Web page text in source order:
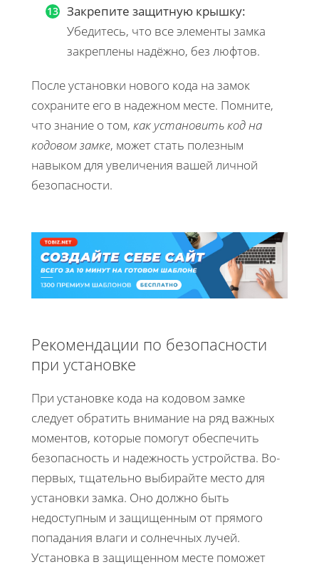
Закрепите защитную крышку:
Убедитесь, что все элементы замка
закреплены надёжно, без люфтов.
После установки нового кода на замок
сохраните его в надежном месте. Помните,
что знание о том, как установить код на
кодовом замке, может стать полезным
навыком для увеличения вашей личной
безопасности.
Рекомендации по безопасности
при установке
При установке кода на кодовом замке
следует обратить внимание на ряд важных
моментов, которые помогут обеспечить
безопасность и надежность устройства. Во-
первых, тщательно выбирайте место для
установки замка. Оно должно быть
недоступным и защищенным от прямого
попадания влаги и солнечных лучей.
Установка в защищенном месте поможет